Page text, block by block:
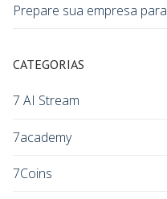
Prepare sua empresa
CATEGORIAS
7 AI Stream
7academy
7Coins